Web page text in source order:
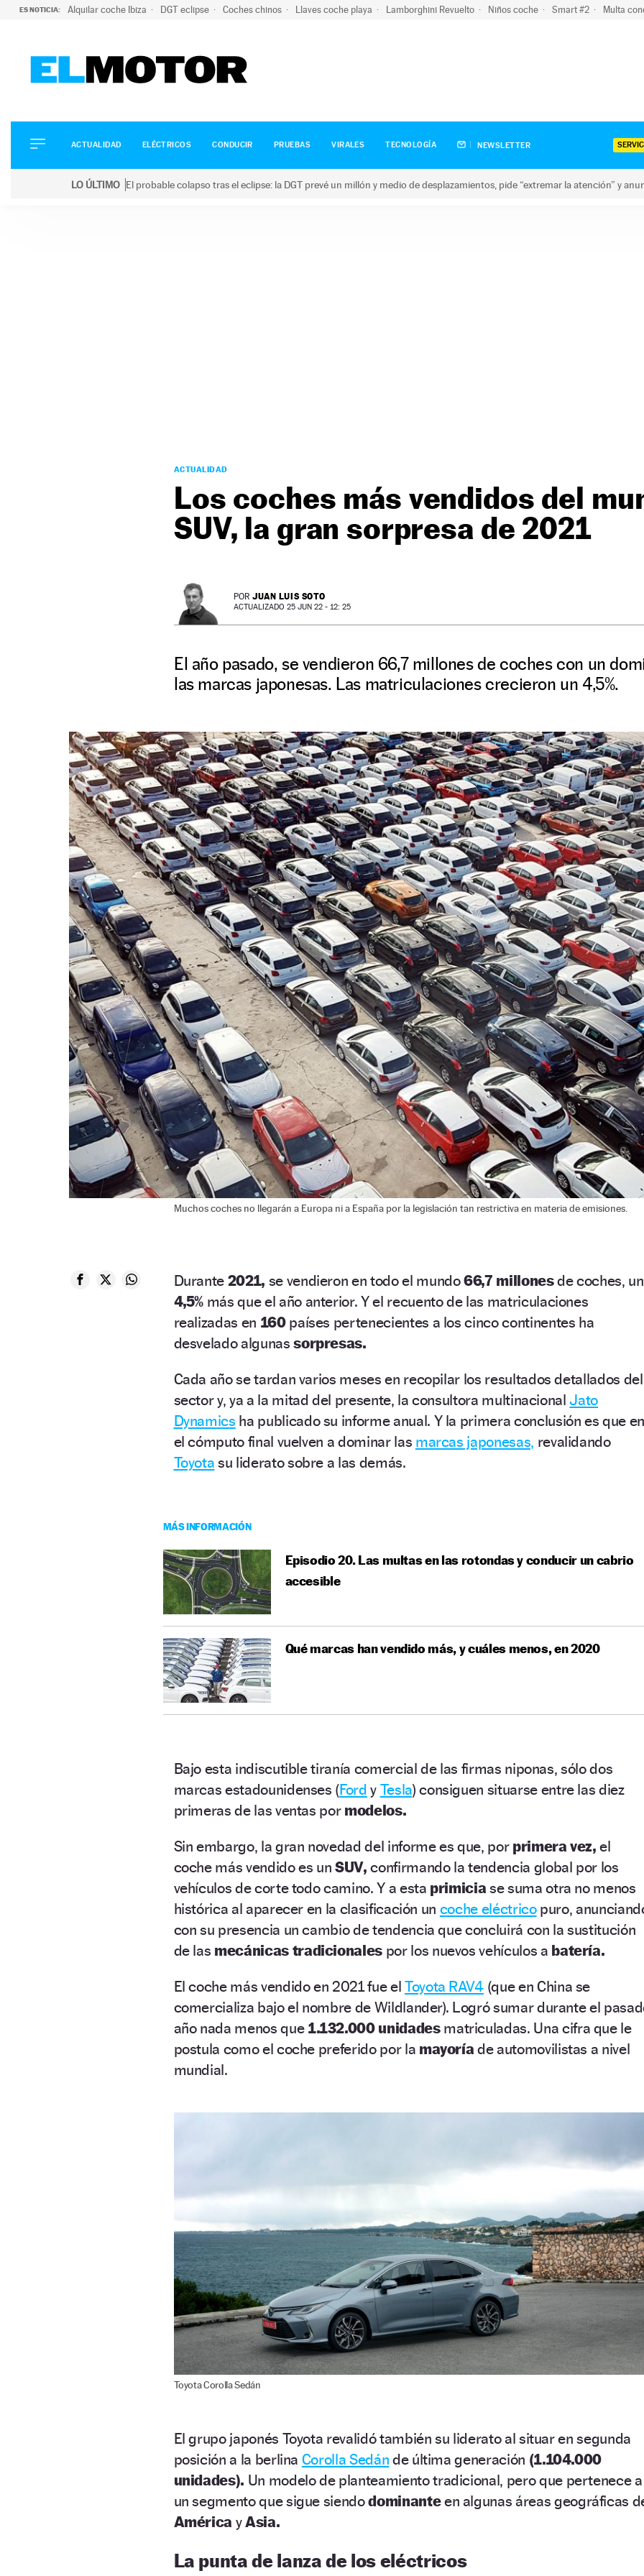
ES NOTICIA: Alquilar coche Ibiza DGT eclipse Coches chinos Llaves coche playa Lamborghini Revuelto Niños coche Smart #2 Multa
ELÉCTRICOS
CONDUCIR
ACTUALIDAD ELÉCTRICOS CONDUCIR PRUEBAS VIRALES TECNOLOGÍA NEWSLETTER
LO ÚLTIMO El probable colapso tras el eclipse: la DGT prevé un millón y medio de desplazamientos, pide “extremar la atención” y
ACTUALIDAD
Los coches más vendidos del
SUV, la gran sorpresa de 2021
POR JUAN LUIS SOTO
ACTUALIZADO 25 JUN 22 - 12: 25
El año pasado, se vendieron 66,7 millones de coches con un
las marcas japonesas. Las matriculaciones crecieron un 4,5%.
Muchos coches no llegarán a Europa ni a España por la legislación tan restrictiva en materia de emisiones.
Durante 2021, se vendieron en todo el mundo66,7 millonesde coches, un
4,5% más que el año anterior. Y el recuento de las matriculaciones
realizadas en 160países pertenecientes a los cinco continentes ha
desvelado algunassorpresas.
Cada año se tardan varios meses en recopilar los resultados detallados del
sector y, ya a la mitad del presente, la consultora multinacionalJato
Dynamics ha publicado su informe anual. Y la primera conclusión es que en
el cómputo final vuelven a dominar las marcas japonesas, revalidando
Toyota su liderato sobre a las demás.
MÁS INFORMACIÓN
Episodio 20. Las multas en las rotondas y conducir un cabrio
accesible
Qué marcas han vendido más, y cuáles menos, en 2020
Bajo esta indiscutible tiranía comercial de las firmas niponas, sólo dos
marcas estadounidenses (Ford y Tesla) consiguen situarse entre las diez
primeras de las ventas por modelos.
Sin embargo, la gran novedad del informe es que, por primera vez, el
coche más vendido es unSUV, confirmando la tendencia global por los
vehículos de corte todo camino. Y a esta primicia se suma otra no menos
histórica al aparecer en la clasificación un coche eléctricopuro,
con su presencia un cambio de tendencia que concluirá con la sustitución
de las mecánicas tradicionales por los nuevos vehículos a batería.
El coche más vendido en 2021 fue el Toyota RAV4 (que en China se
comercializa bajo el nombre de Wildlander). Logró sumar durante el
año nada menos que 1.132.000 unidadesmatriculadas. Una cifra que le
postula como el coche preferido por la mayoría de automovilistas a nivel
mundial.
Toyota Corolla Sedán
El grupo japonés Toyota revalidó también su liderato al situar en segunda
posición a la berlina Corolla Sedán de última generación (1.104.000
unidades). Un modelo de planteamiento tradicional, pero que pertenece a
un segmento que sigue siendodominanteen algunas áreas geográficas
América yAsia.
La punta de lanza de los eléctricos